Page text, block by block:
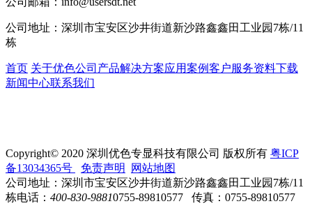
公司地址： 深圳市宝安区沙井街道新沙路鑫鑫田工业园7栋/11
栋
首页 关于优色公司产品解决方案应用案例客户服务资料下载
新闻中心联系我们
Copyright© 2020 深圳优色专显科技有限公司 版权所有 粤ICP
备13034365号
免责声明
网站地图
公司地址：深圳市宝安区沙井街道新沙路鑫鑫田工业园7栋/11
栋电话： 400-830-98810755-89810577 传真：0755-89810577